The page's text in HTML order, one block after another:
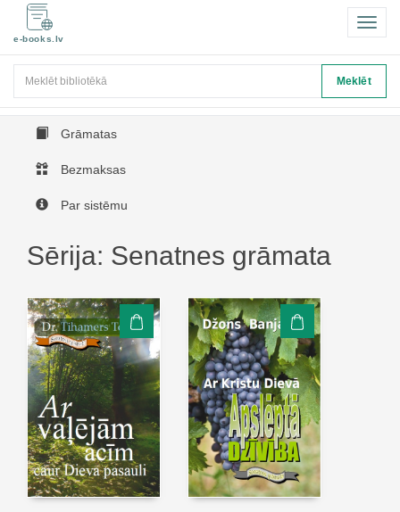
e-books.lv
Meklēt
Grāmatas
Bezmaksas
Par sistēmu
Sērija: Senatnes grāmata